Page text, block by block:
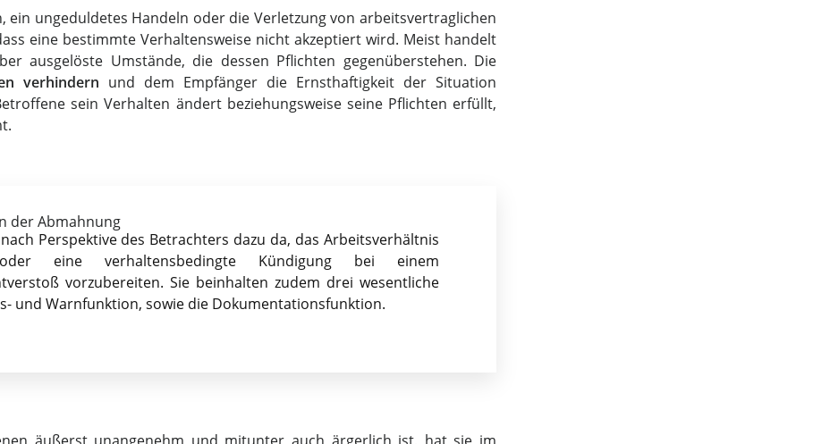
ein ungeduldetes Handeln oder die Verletzung von arbeitsvertraglichen
eine bestimmte Verhaltensweise nicht akzeptiert wird. Meist handelt
ausgelöste Umstände, die dessen Pflichten gegenüberstehen. Die
verhindern und dem Empfänger die Ernsthaftigkeit der Situation
sein Verhalten ändert beziehungsweise seine Pflichten erfüllt,
der Abmahnung
Perspektive des Betrachters dazu da, das Arbeitsverhältnis
oder eine verhaltensbedingte Kündigung bei einem
vorzubereiten. Sie beinhalten zudem drei wesentliche
und Warnfunktion, sowie die Dokumentationsfunktion.